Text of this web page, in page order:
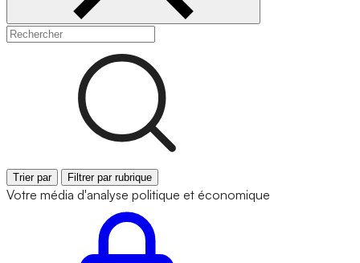
Trier par Filtrer par rubrique
Votre média d'analyse politique et économique